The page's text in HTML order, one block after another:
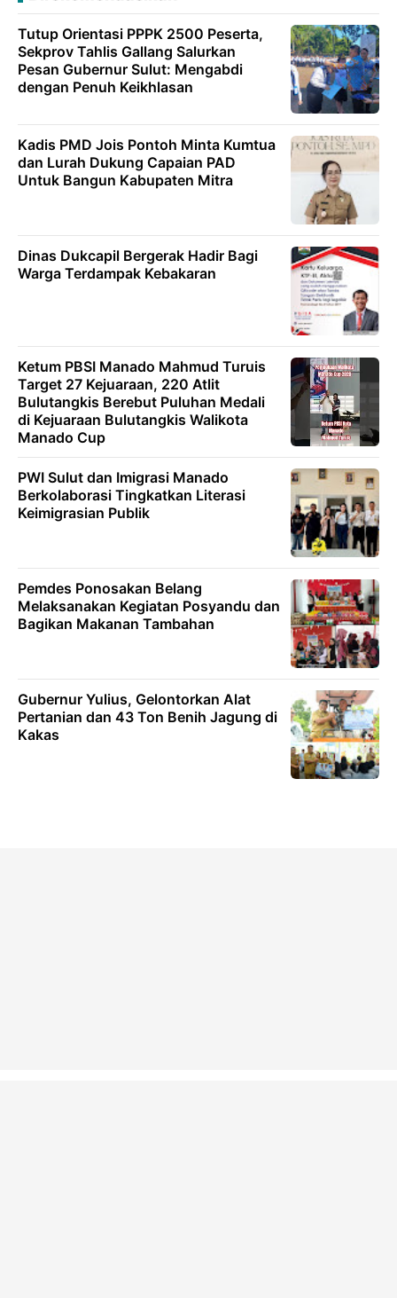
Tutup Orientasi PPPK 2500 Peserta,
Sekprov Tahlis Gallang Salurkan
Pesan Gubernur Sulut: Mengabdi
dengan Penuh Keikhlasan
Kadis PMD Jois Pontoh Minta Kumtua
dan Lurah Dukung Capaian PAD
Untuk Bangun Kabupaten Mitra
Dinas Dukcapil Bergerak Hadir Bagi
Warga Terdampak Kebakaran
Ketum PBSI Manado Mahmud Turuis
Target 27 Kejuaraan, 220 Atlit
Bulutangkis Berebut Puluhan Medali
di Kejuaraan Bulutangkis Walikota
Manado Cup
PWI Sulut dan Imigrasi Manado
Berkolaborasi Tingkatkan Literasi
Keimigrasian Publik
Pemdes Ponosakan Belang
Melaksanakan Kegiatan Posyandu dan
Bagikan Makanan Tambahan
Gubernur Yulius, Gelontorkan Alat
Pertanian dan 43 Ton Benih Jagung di
Kakas